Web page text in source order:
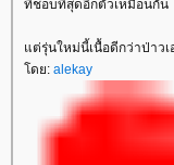
ที่ชอบที่สุดอีกตัวเหมือนกัน
ต่รุ่นใหม่นี้เนื้อดีกว่าป่าว
ดย: alekay